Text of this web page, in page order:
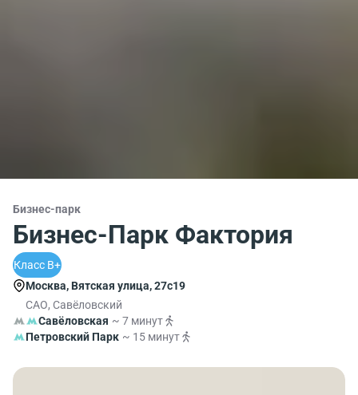
Бизнес-парк
Бизнес-Парк Фактория
Класс B+
Москва, Вятская улица, 27с19
САО, Савёловский
Савёловская ~ 7 минут
Петровский Парк ~ 15 минут